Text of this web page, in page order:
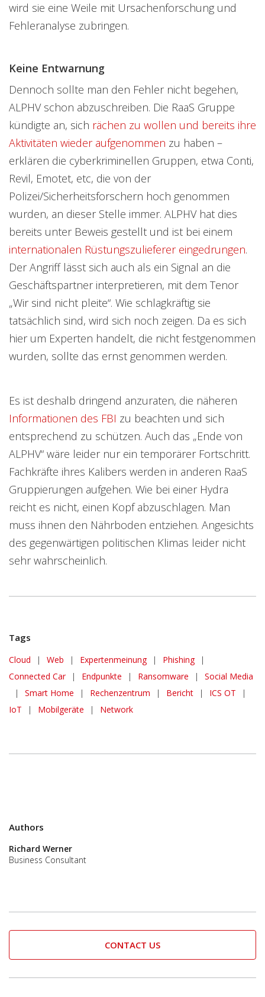
wird sie eine Weile mit Ursachenforschung und
Fehleranalyse zubringen.
Keine Entwarnung
Dennoch sollte man den Fehler nicht begehen,
ALPHV schon abzuschreiben. Die RaaS Gruppe
kündigte an, sich rächen zu wollen und bereits ihre
Aktivitäten wieder aufgenommen zu haben –
erklären die cyberkriminellen Gruppen, etwa Conti,
Revil, Emotet, etc, die von der
Polizei/Sicherheitsforschern hoch genommen
wurden, an dieser Stelle immer. ALPHV hat dies
bereits unter Beweis gestellt und ist bei einem
internationalen Rüstungszulieferer eingedrungen.
Der Angriff lässt sich auch als ein Signal an die
Geschäftspartner interpretieren, mit dem Tenor
„Wir sind nicht pleite“. Wie schlagkräftig sie
tatsächlich sind, wird sich noch zeigen. Da es sich
hier um Experten handelt, die nicht festgenommen
wurden, sollte das ernst genommen werden.
Es ist deshalb dringend anzuraten, die näheren
Informationen des FBI zu beachten und sich
entsprechend zu schützen. Auch das „Ende von
ALPHV“ wäre leider nur ein temporärer Fortschritt.
Fachkräfte ihres Kalibers werden in anderen RaaS
Gruppierungen aufgehen. Wie bei einer Hydra
reicht es nicht, einen Kopf abzuschlagen. Man
muss ihnen den Nährboden entziehen. Angesichts
des gegenwärtigen politischen Klimas leider nicht
sehr wahrscheinlich.
Tags
Cloud | Web | Expertenmeinung | Phishing
|
Connected Car
| Endpunkte | Ransomware |
Social Media
|
Smart Home | Rechenzentrum | Bericht | ICS OT
|
IoT
| Mobilgeräte | Network
Authors
Richard Werner
Business Consultant
CONTACT US